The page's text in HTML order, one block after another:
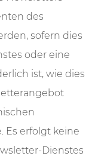
des
sofern dies
oder eine
ist, wie dies
Es erfolgt keine
Dienstes